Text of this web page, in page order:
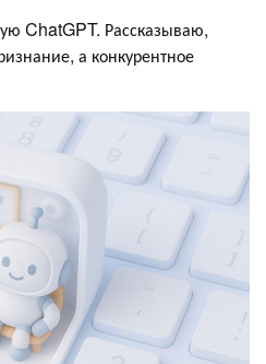
ChatGPT. Рассказываю,
а конкурентное